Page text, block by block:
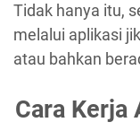
Tidak hanya itu,
melalui aplikasi
atau bahkan
Cara Kerja